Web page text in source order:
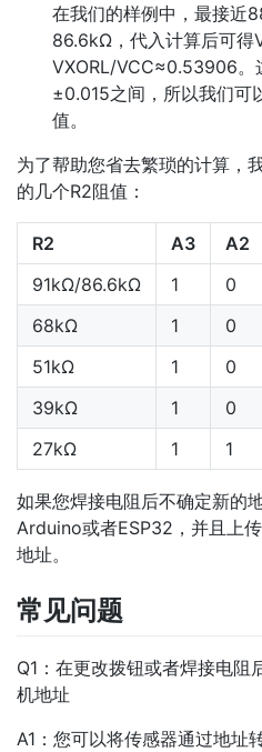
在我们的样例中，最接近
86.6kΩ，代入计算后可得
VXORL/VCC≈0.53906。
±0.015之间，所以我们可
值。
为了帮助您省去繁琐的计算，
的几个R2阻值：
R2 A3 A2
91kΩ/86.6kΩ
1 0
68kΩ
1 0
51kΩ
1 0
39kΩ
1 0
27kΩ
1 1
如果您焊接电阻后不确定新的
Arduino或者ESP32，并且上传
地址。
常见问题
Q1：在更改拨钮或者焊接电阻
机地址
A1：您可以将传感器通过地址